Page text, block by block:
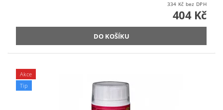
334 Kč bez DPH
404 Kč
Akce
Tip